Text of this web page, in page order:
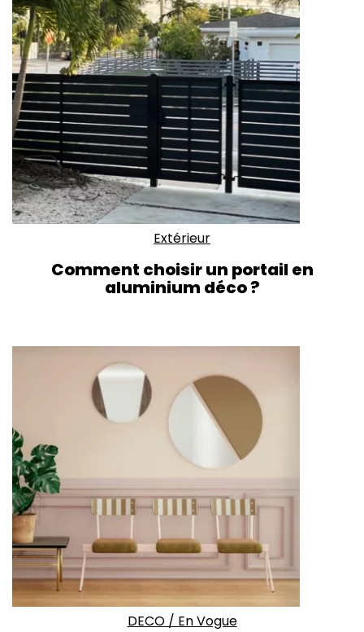
Extérieur
Comment choisir un portail en
aluminium déco ?
DECO/ En Vogue